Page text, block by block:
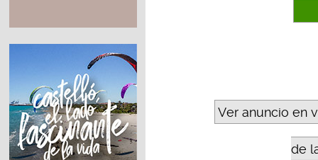
Ver anuncio en
de